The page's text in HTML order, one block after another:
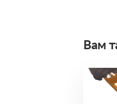
Вам